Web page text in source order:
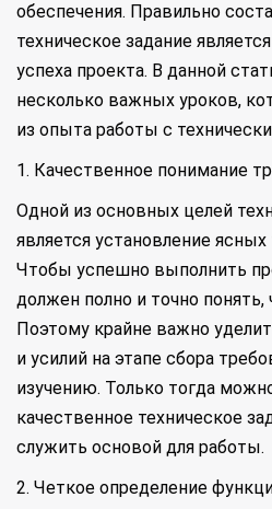
обеспечения. Правильно
техническое задание
успеха проекта. В данной
несколько важных уроков,
из опыта работы с
1. Качественное понимание
Одной из основных целей
является установление ясных
Чтобы успешно выполнить
должен полно и точно понять,
Поэтому крайне важно
и усилий на этапе сбора
изучению. Только тогда
качественное техническое
служить основой для работы.
2. Четкое определение